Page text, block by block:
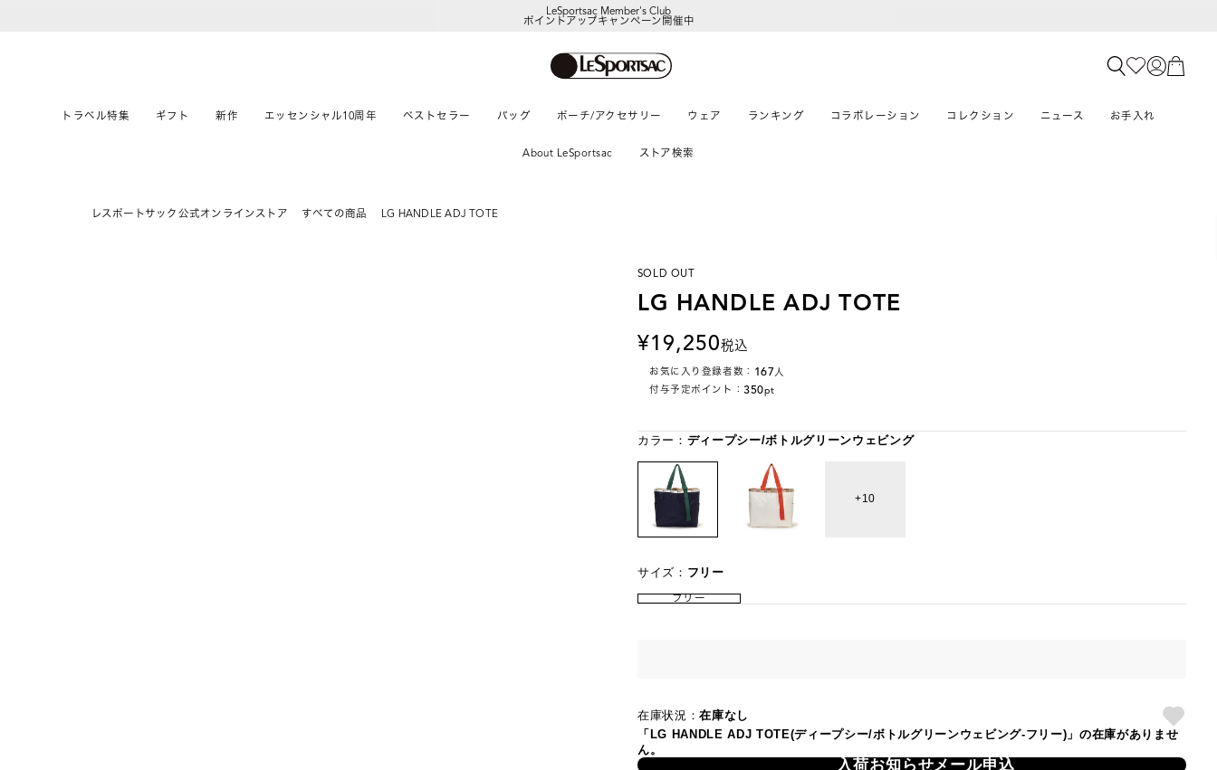
LeSportsac Member's Club
ポイントアップキャンペーン開催中
トラベル特集 ギフト 新作 エッセンシャル10周年 ベストセラー バッグ ポーチ/アクセサリー ウェア ランキング コラボレーション コレクション ニュース お手入れ
About LeSportsac ストア検索
レスポートサック公式オンラインストア すべての商品 LG HANDLE ADJ TOTE
SOLD OUT
LG HANDLE ADJ TOTE
19,250税込
お気に入り登録者数： 167 人
付与予定ポイント：350pt
カラー： ディープシー/ボトルグリーンウェビング
10
サイズ： フリー
フリー
在庫状況：在庫なし
「LG HANDLE ADJ TOTE(ディープシー/ボトルグリーンウェビング-フリー)」の在庫がありませ
ん。
入荷お知らせメール申込